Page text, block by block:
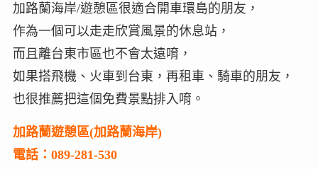
加路蘭海岸/遊憩區很適合開車環島的朋友，
作為一個可以走走欣賞風景的休息站，
而且離台東市區也不會太遠唷，
如果搭飛機、火車到台東，再租車、騎車的朋友，
也很推薦把這個免費景點排入唷。
加路蘭遊憩區(加路蘭海岸)
電話：089-281-530